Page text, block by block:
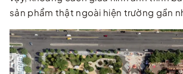
sản phẩm thật ngoài hiện trường gần